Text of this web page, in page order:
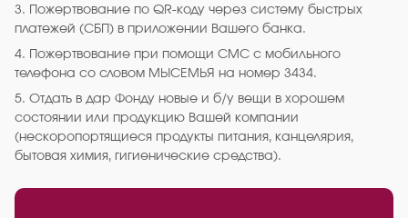
3. Пожертвование по QR-коду через систему быстрых
платежей (СБП) в приложении Вашего банка.
4. Пожертвование при помощи СМС с мобильного
телефона со словом МЫСЕМЬЯ на номер 3434.
5. Отдать в дар Фонду новые и б/у вещи в хорошем
состоянии или продукцию Вашей компании
(нескоропортящиеся продукты питания, канцелярия,
бытовая химия, гигиенические средства).